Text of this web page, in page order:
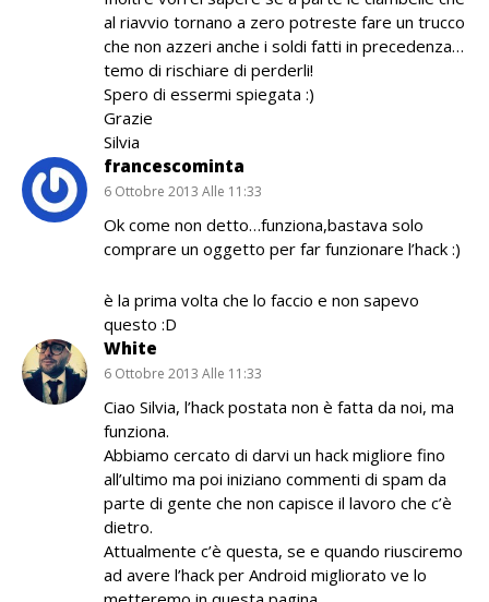
al riavvio tornano a zero potreste fare un trucco
che non azzeri anche i soldi fatti in precedenza…
temo di rischiare di perderli!
Spero di essermi spiegata :)
Grazie
Silvia
francescominta
6 Ottobre 2013 Alle 11:33
Ok come non detto…funziona,bastava solo
comprare un oggetto per far funzionare l’hack :)
è la prima volta che lo faccio e non sapevo
questo :D
White
6 Ottobre 2013 Alle 11:33
Ciao Silvia, l’hack postata non è fatta da noi, ma
funziona.
Abbiamo cercato di darvi un hack migliore fino
all’ultimo ma poi iniziano commenti di spam da
parte di gente che non capisce il lavoro che c’è
dietro.
Attualmente c’è questa, se e quando riusciremo
ad avere l’hack per Android migliorato ve lo